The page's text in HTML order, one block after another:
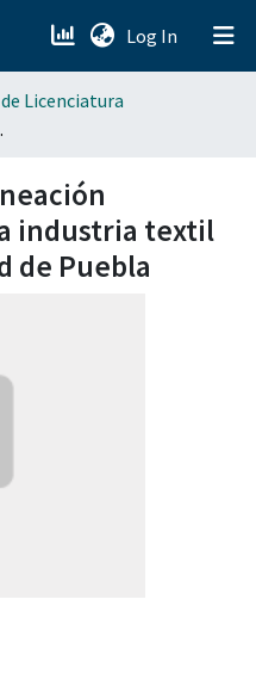
Log In (current)
Licenciatura
de Puebla
industria textil
de Puebla